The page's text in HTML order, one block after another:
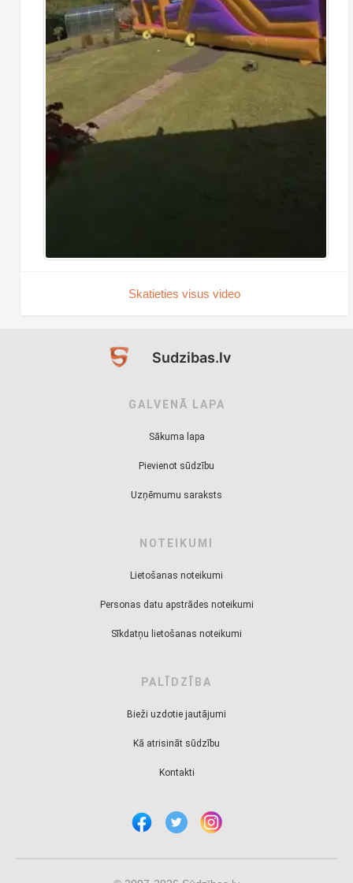
Skatieties visus video
Sudzibas.lv
GALVENĀ LAPA
Sākuma lapa
Pievienot sūdzību
Uzņēmumu saraksts
NOTEIKUMI
Lietošanas noteikumi
Personas datu apstrādes noteikumi
Sīkdatņu lietošanas noteikumi
PALĪDZĪBA
Bieži uzdotie jautājumi
Kā atrisināt sūdzību
Kontakti